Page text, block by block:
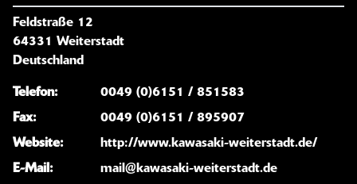
Feldstraße 12
64331 Weiterstadt
Deutschland
Telefon:
0049 (0)6151 / 851583
Fax:
0049 (0)6151 / 895907
Website:
http://www.kawasaki-weiterstadt.de/
E-Mail:
mail@kawasaki-weiterstadt.de